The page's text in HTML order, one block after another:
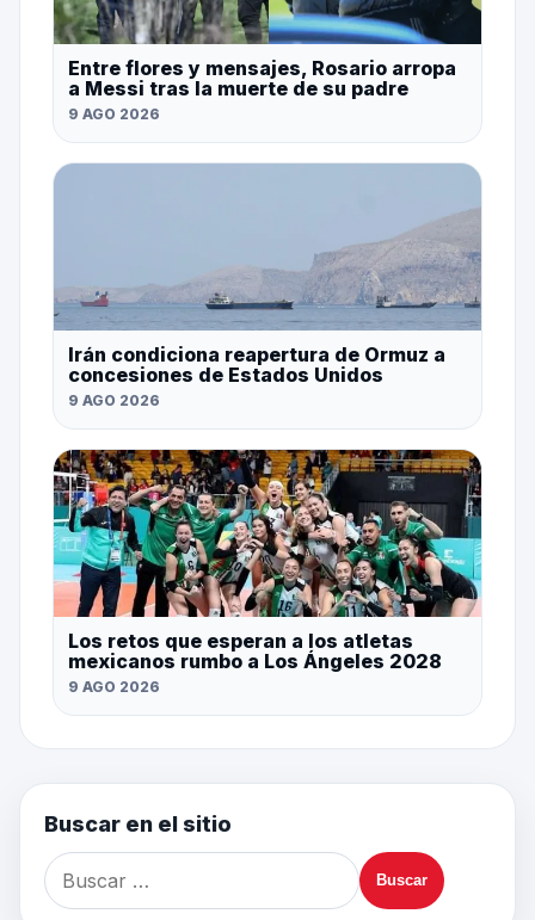
Entre flores y mensajes, Rosario arropa
a Messi tras la muerte de su padre
9 AGO 2026
Irán condiciona reapertura de Ormuz a
concesiones de Estados Unidos
9 AGO 2026
Los retos que esperan a los atletas
mexicanos rumbo a Los Ángeles 2028
9 AGO 2026
Buscar en el sitio